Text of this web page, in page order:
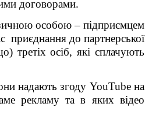
договорами.
особою – підприємцем
приєднання до партнерської
третіх осіб, які сплачують
надають згоду YouTubeна
рекламу та в яких відео